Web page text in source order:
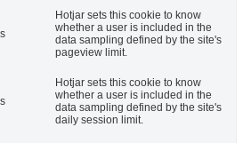
Hotjar sets this cookie to know
whether a user is included in the
data sampling defined by the site's
pageview limit.
Hotjar sets this cookie to know
whether a user is included in the
data sampling defined by the site's
daily session limit.